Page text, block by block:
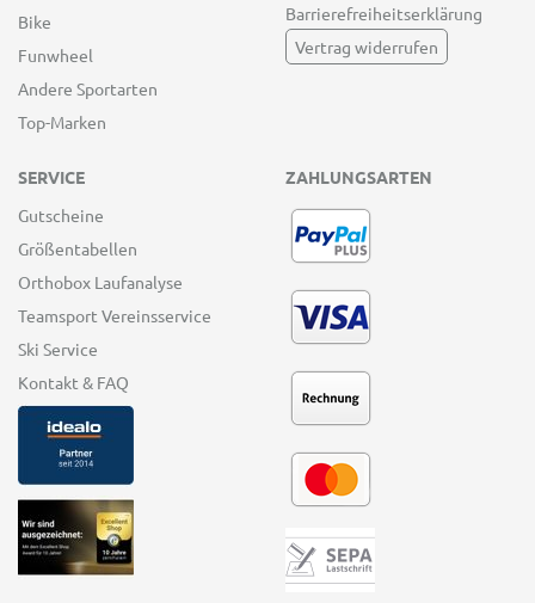
Bike
Funwheel
Andere Sportarten
Top-Marken
Barrierefreiheitserklärung
Vertrag widerrufen
SERVICE
Gutscheine
Größentabellen
Orthobox Laufanalyse
Teamsport Vereinsservice
Ski Service
Kontakt & FAQ
ZAHLUNGSARTEN